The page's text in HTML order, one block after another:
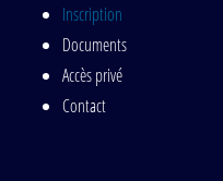
Inscription
Documents
Accès privé
Contact